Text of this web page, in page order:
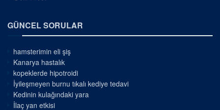
GÜNCEL SORULAR
hamsterimin eli şiş
Kanarya hastalık
kopeklerde hipotroidi
İyileşmeyen burnu tıkalı kediye tedavi
Kedinin kulağındaki yara
İlaç yan etkisi